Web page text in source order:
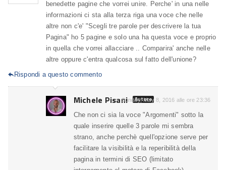
benedette pagine che vorrei unire. Perche' in una nelle
informazioni ci sta alla terza riga una voce che nelle
altre non c'e' "Scegli tre parole per descrivere la tua
Pagina" ho 5 pagine e solo una ha questa voce e proprio
in quella che vorrei allacciare .. Comparira' anche nelle
altre oppure c'entra qualcosa sul fatto dell'unione?
Rispondi a questo commento
Michele Pisani Autore
Sunday, May 8, 2016 alle ore 23:36
Che non ci sia la voce "Argomenti" sotto la
quale inserire quelle 3 parole mi sembra
strano, anche perchè quell'opzione serve per
facilitare la visibilità e la reperibilità della
pagina in termini di SEO (limitato